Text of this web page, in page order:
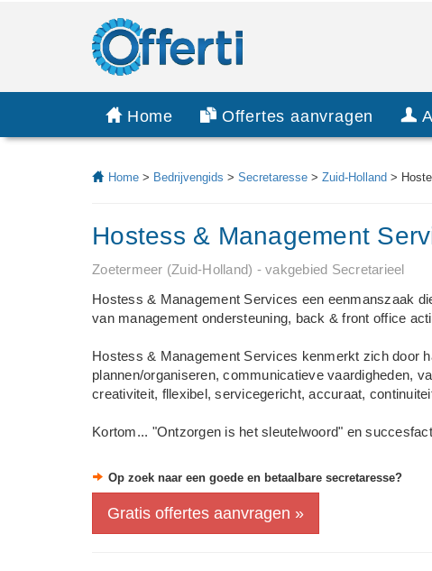
Home Offertes aanvragen
Home > Bedrijvengids > Secretaresse > Zuid-Holland >
Hostess & Management
Zoetermeer (Zuid-Holland) - vakgebied Secretarieel
Hostess & Management Services een eenmanszaak
van management ondersteuning, back & front office
Hostess & Management Services kenmerkt zich door
plannen/organiseren, communicatieve vaardigheden,
creativiteit, fllexibel, servicegericht, accuraat,
Kortom... "Ontzorgen is het sleutelwoord" en
Op zoek naar een goede en betaalbare secretaresse?
Gratis offertes aanvragen »